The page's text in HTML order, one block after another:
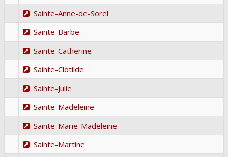
Sainte-Anne-de-Sorel
Sainte-Barbe
Sainte-Catherine
Sainte-Clotilde
Sainte-Julie
Sainte-Madeleine
Sainte-Marie-Madeleine
Sainte-Martine